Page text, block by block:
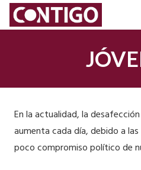
TRANSPARENCIA
POSICIONAMIENTOS
En la actualidad, la
aumenta cada día, debido a
poco compromiso político de